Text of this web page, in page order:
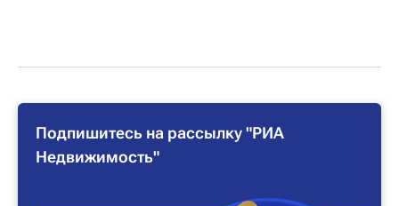
Подпишитесь на рассылку "РИА
Недвижимость"